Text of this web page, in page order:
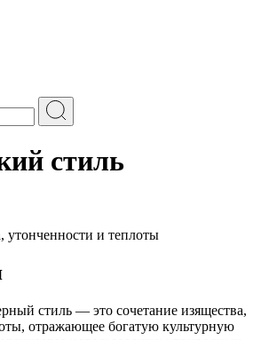
стиль
утонченности и теплоты
стиль — это сочетание изящества,
отражающее богатую культурную